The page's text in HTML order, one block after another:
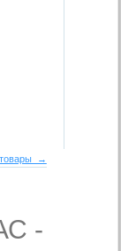
товары →
-